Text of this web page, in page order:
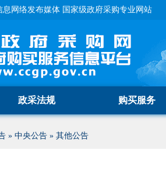
网络发布媒体 国家级政府采购专业网站
政采法规 购买服务
» 中央公告 » 其他公告